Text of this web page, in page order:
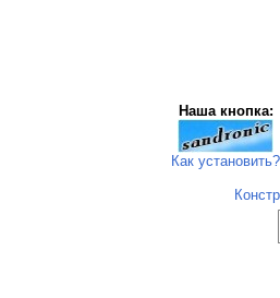
Наша кнопка:
Как установить?